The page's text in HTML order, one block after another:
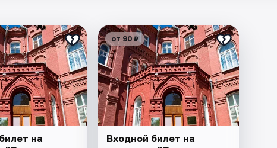
на
от 90 ₽
Входной билет на